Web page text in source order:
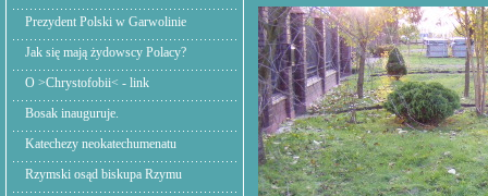
Prezydent Polski w Garwolinie
Jak się mają żydowscy Polacy?
O >Chrystofobii< - link
Bosak inauguruje.
Katechezy neokatechumenatu
Rzymski osąd biskupa Rzymu